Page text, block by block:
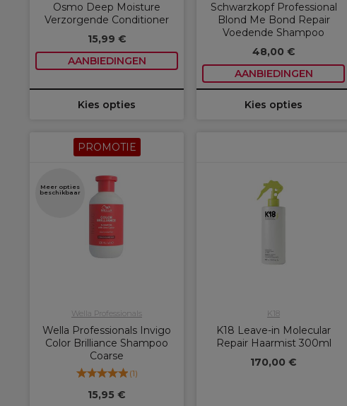
Osmo Deep Moisture
Verzorgende Conditioner
15,99 €
AANBIEDINGEN
Kies opties
Schwarzkopf Professional
Blond Me Bond Repair
Voedende Shampoo
48,00 €
AANBIEDINGEN
Kies opties
PROMOTIE
Meer opties
beschikbaar
Wella Professionals
Wella Professionals Invigo
Color Brilliance Shampoo
Coarse
(1)
15,95 €
K18
K18 Leave-in Molecular
Repair Haarmist 300ml
170,00 €